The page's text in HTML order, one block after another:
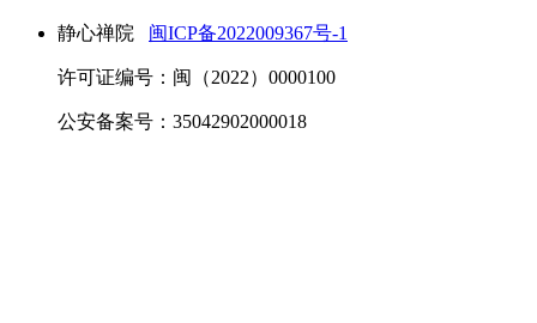
静心禅院 闽ICP备2022009367号-1
许可证编号：闽（2022）0000100
公安备案号：35042902000018